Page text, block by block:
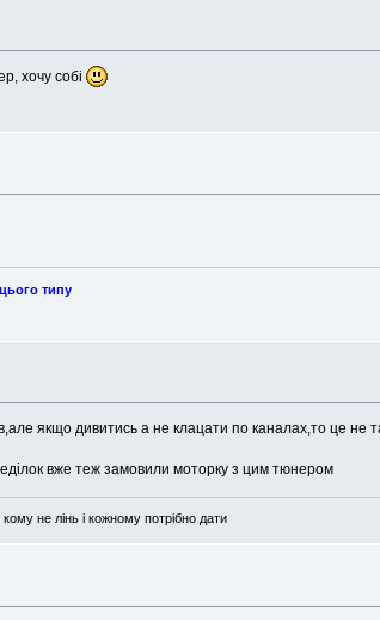
хочу собі
типу
якщо дивитись а не клацати по каналах,то це не
вже теж замовили моторку з цим тюнером
не лінь і кожному потрібно дати